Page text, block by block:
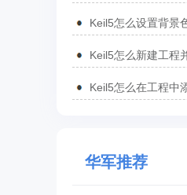
Keil5怎么设置背景
Keil5怎么新建工程
Keil5怎么在工程中
华军推荐